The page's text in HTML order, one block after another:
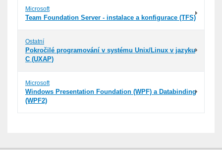
Microsoft
Team Foundation Server - instalace a konfigurace (TFS)
Ostatní
Pokročilé programování v systému Unix/Linux v jazyku
C (UXAP)
Microsoft
Windows Presentation Foundation (WPF) a Databinding
(WPF2)